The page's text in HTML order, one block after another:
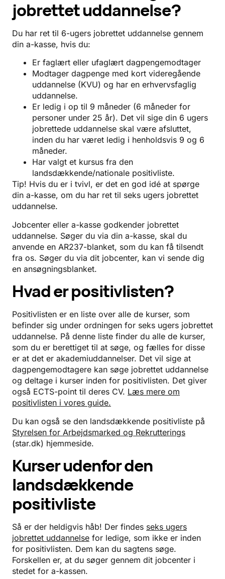
jobrettet uddannelse?
Du har ret til 6-ugers jobrettet uddannelse gennem
din a-kasse, hvis du:
Er faglært eller ufaglært dagpengemodtager
Modtager dagpenge med kort videregående
uddannelse (KVU) og har en erhvervsfaglig
uddannelse.
Er ledig i op til 9 måneder (6 måneder for
personer under 25 år). Det vil sige din 6 ugers
jobrettede uddannelse skal være afsluttet,
inden du har været ledig i henholdsvis 9 og 6
måneder.
Har valgt et kursus fra den
landsdækkende/nationale positivliste.
Tip! Hvis du er i tvivl, er det en god idé at spørge
din a-kasse, om du har ret til seks ugers jobrettet
uddannelse.
Jobcenter eller a-kasse godkender jobrettet
uddannelse. Søger du via din a-kasse, skal du
anvende en AR237-blanket, som du kan få tilsendt
fra os. Søger du via dit jobcenter, kan vi sende dig
en ansøgningsblanket.
Hvad er positivlisten?
Positivlisten er en liste over alle de kurser, som
befinder sig under ordningen for seks ugers jobrettet
uddannelse. På denne liste finder du alle de kurser,
som du er berettiget til at søge, og fælles for disse
er at det er akademiuddannelser. Det vil sige at
dagpengemodtagere kan søge jobrettet uddannelse
og deltage i kurser inden for positivlisten. Det giver
også ECTS-point til deres CV. Læs mere om
positivlisten i vores guide.
Du kan også se den landsdækkende positivliste på
Styrelsen for Arbejdsmarked og Rekrutterings
(star.dk) hjemmeside.
Kurser udenfor den
landsdækkende
positivliste
Så er der heldigvis håb! Der findes seks ugers
jobrettet uddannelse for ledige, som ikke er inden
for positivlisten. Dem kan du sagtens søge.
Forskellen er, at du søger gennem dit jobcenter i
stedet for a-kassen.